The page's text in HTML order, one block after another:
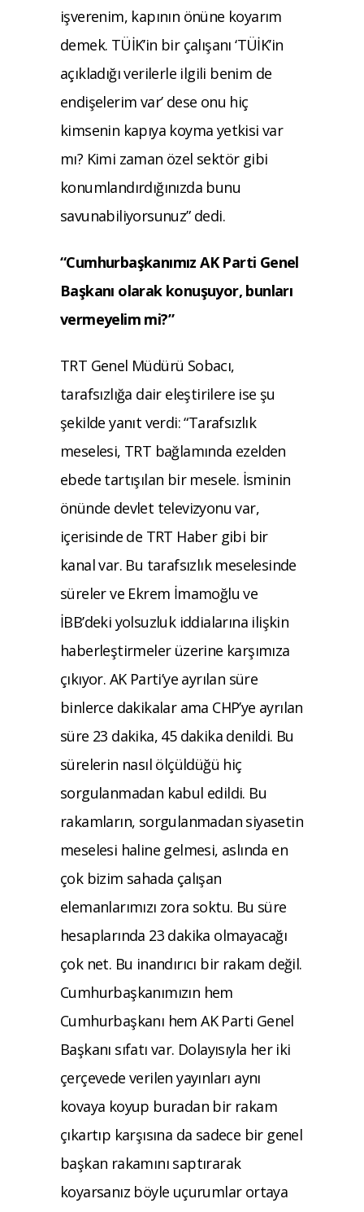
işverenim, kapının önüne koyarım
demek. TÜİK’in bir çalışanı ‘TÜİK’in
açıkladığı verilerle ilgili benim de
endişelerim var’ dese onu hiç
kimsenin kapıya koyma yetkisi var
mı? Kimi zaman özel sektör gibi
konumlandırdığınızda bunu
savunabiliyorsunuz” dedi.
“Cumhurbaşkanımız AK Parti Genel
Başkanı olarak konuşuyor, bunları
vermeyelim mi?”
TRT Genel Müdürü Sobacı,
tarafsızlığa dair eleştirilere ise şu
şekilde yanıt verdi: “Tarafsızlık
meselesi, TRT bağlamında ezelden
ebede tartışılan bir mesele. İsminin
önünde devlet televizyonu var,
içerisinde de TRT Haber gibi bir
kanal var. Bu tarafsızlık meselesinde
süreler ve Ekrem İmamoğlu ve
İBB’deki yolsuzluk iddialarına ilişkin
haberleştirmeler üzerine karşımıza
çıkıyor. AK Parti’ye ayrılan süre
binlerce dakikalar ama CHP’ye ayrılan
süre 23 dakika, 45 dakika denildi. Bu
sürelerin nasıl ölçüldüğü hiç
sorgulanmadan kabul edildi. Bu
rakamların, sorgulanmadan siyasetin
meselesi haline gelmesi, aslında en
çok bizim sahada çalışan
elemanlarımızı zora soktu. Bu süre
hesaplarında 23 dakika olmayacağı
çok net. Bu inandırıcı bir rakam değil.
Cumhurbaşkanımızın hem
Cumhurbaşkanı hem AK Parti Genel
Başkanı sıfatı var. Dolayısıyla her iki
çerçevede verilen yayınları aynı
kovaya koyup buradan bir rakam
çıkartıp karşısına da sadece bir genel
başkan rakamını saptırarak
koyarsanız böyle uçurumlar ortaya